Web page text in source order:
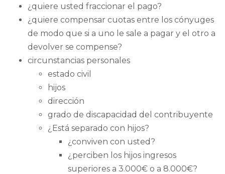
¿quiere usted fraccionar el pago?
¿quiere compensar cuotas entre los cónyuges
de modo que si a uno le sale a pagar y el otro a
devolver se compense?
circunstancias personales
estado civil
hijos
dirección
grado de discapacidad del contribuyente
¿Está separado con hijos?
¿conviven con usted?
¿perciben los hijos ingresos
superiores a 3.000€ o a 8.000€?